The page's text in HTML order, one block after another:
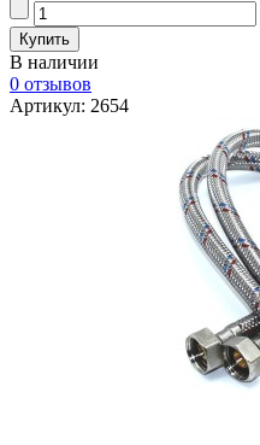
В наличии
0 отзывов
Артикул: 2654